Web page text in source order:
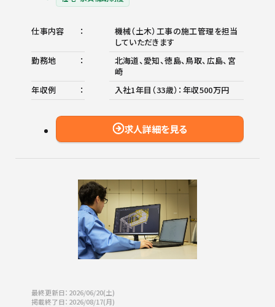
仕事内容
機械（土木）工事の施工管理を担当
していただきます
勤務地
北海道、愛知、徳島、鳥取、広島、宮
崎
年収例
入社1年目（33歳）：年収500万円
求人詳細を見る
最終更新日：2026/06/20(土)
掲載終了日：2026/08/17(月)